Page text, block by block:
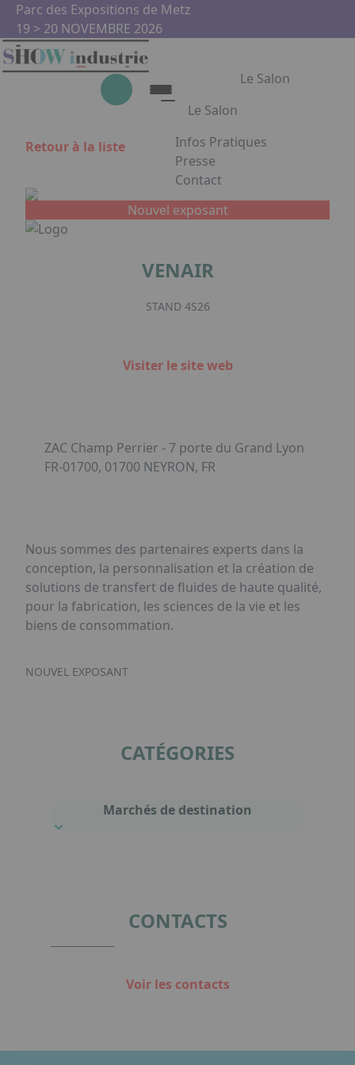
Aller au contenu principal
Parc des Expositions de Metz
19 > 20 NOVEMBRE 2026
Le Salon
Le Salon
Le Salon
Show Industrie
Partenaires
Show Industrie en images
Infos Pratiques
Presse
Contact
Appuyez sur Entrée pour
Retour à la liste
Nouvel exposant
VENAIR
STAND 4S26
Visiter le site web
ZAC Champ Perrier - 7 porte du Grand Lyon
FR-01700, 01700 NEYRON, FR
Nous sommes des partenaires experts dans la
conception, la personnalisation et la création de
solutions de transfert de fluides de haute qualité,
pour la fabrication, les sciences de la vie et les
biens de consommation.
NOUVEL EXPOSANT
CATÉGORIES
Marchés de destination
CONTACTS
Voir les contacts
Panneau de gestion des cookies